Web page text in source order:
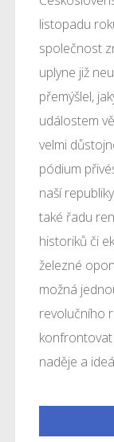
listopadu
společnost
uplyne již
přemýšlel,
událostem
velmi
pódium
naší
také řadu
historiků či
železné
možná
revolučního
konfrontovat
naděje a